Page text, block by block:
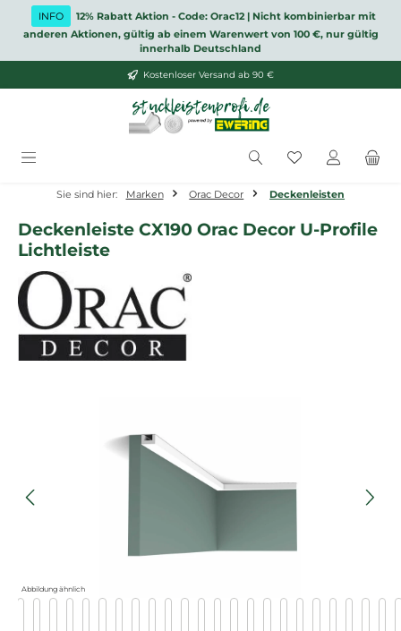
Zum Hauptinhalt springen
INFO
12% Rabatt Aktion - Code: Orac12 | Nicht kombinierbar mit
anderen Aktionen, gültig ab einem Warenwert von 100 €, nur gültig
innerhalb Deutschland
Kostenloser Versand ab 90 €
Du hast 0
Sie sind hier: Marken Orac Decor Deckenleisten
Deckenleiste CX190 Orac Decor U-Profile
Lichtleiste
Abbildung ähnlich